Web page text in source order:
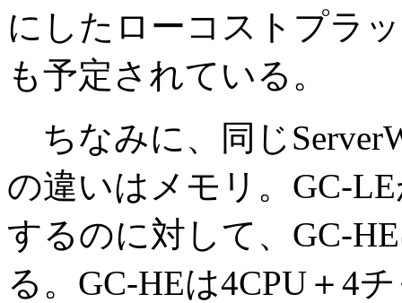
にしたローコストプラ
も予定されている。
ちなみに、同じ
の違いはメモリ。GC-
するのに対して、GC-
る。GC-HEは4CPU＋4